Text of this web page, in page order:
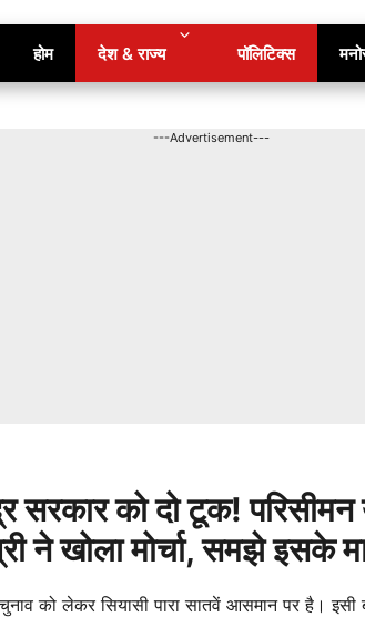
होम देश & राज्य पॉलिटिक्स
---Advertisement---
को दो टूक! परिसीमन
ने खोला मोर्चा, समझे इसके
को लेकर सियासी पारा सातवें आसमान पर है।